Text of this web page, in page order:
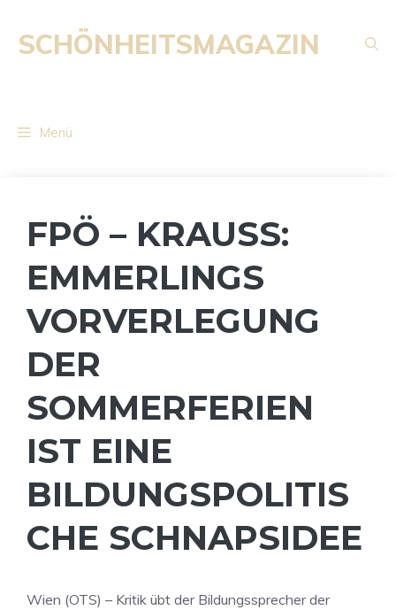
Inhalt
springen
SCHÖNHEITSMAGAZIN
Menü
FPÖ – KRAUSS:
EMMERLINGS
VORVERLEGUNG
DER
SOMMERFERIEN
IST EINE
BILDUNGSPOLITIS
CHE SCHNAPSIDEE
Wien (OTS) – Kritik übt der Bildungssprecher der